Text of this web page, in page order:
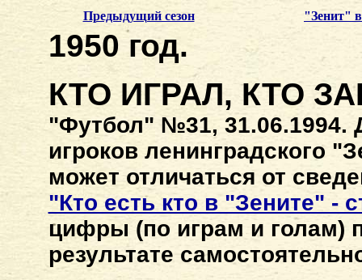
Предыдущий сезон "Зенит"
1950 год.
КТО ИГРАЛ, КТО
"Футбол" №31, 31.06.1994.
игроков ленинградского
может отличаться от
"Кто есть кто в "Зените" -
цифры (по играм и голам)
результате